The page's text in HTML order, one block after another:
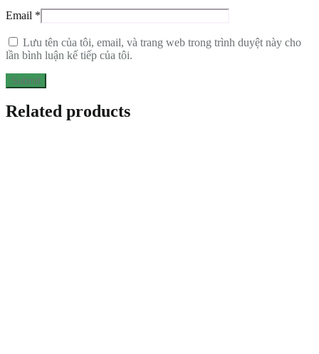
Email *
Lưu tên của tôi, email, và trang web trong trình duyệt này cho
lần bình luận kế tiếp của tôi.
Related products